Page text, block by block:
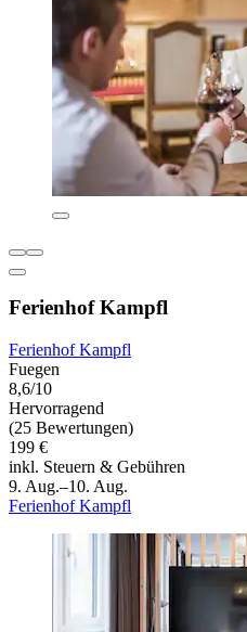
Ferienhof Kampfl
Ferienhof Kampfl
Fuegen
8,6/10
Hervorragend
(25 Bewertungen)
199 €
inkl. Steuern & Gebühren
9. Aug.–10. Aug.
Ferienhof Kampfl